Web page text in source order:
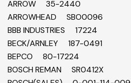
ARROW 35-2440
ARROWHEAD SBO0096
BBB INDUSTRIES 17224
BECK/ARNLEY 187-0491
BEPCO 80-17224
BOSCH REMAN SR0412X